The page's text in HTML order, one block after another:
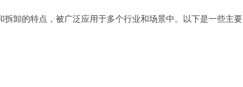
拆卸的特点，被广泛应用于多个行业和场景中。以下是一些主要